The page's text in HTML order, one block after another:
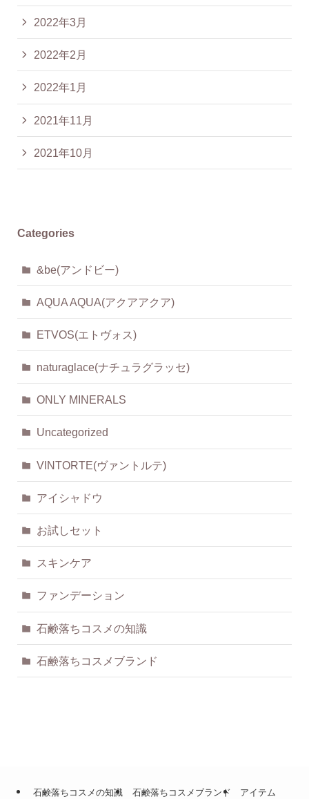
2022年3月
2022年2月
2022年1月
2021年11月
2021年10月
Categories
&be(アンドビー)
AQUA AQUA(アクアアクア)
ETVOS(エトヴォス)
naturaglace(ナチュラグラッセ)
ONLY MINERALS
Uncategorized
VINTORTE(ヴァントルテ)
アイシャドウ
お試しセット
スキンケア
ファンデーション
石鹸落ちコスメの知識
石鹸落ちコスメブランド
石鹸落ちコスメの知識 石鹸落ちコスメブランド アイテム